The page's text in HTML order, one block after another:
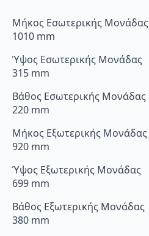
Μήκος Εσωτερικής Μονάδας
1010 mm
Ύψος Εσωτερικής Μονάδας
315 mm
Βάθος Εσωτερικής Μονάδας
220 mm
Μήκος Εξωτερικής Μονάδας
920 mm
Ύψος Εξωτερικής Μονάδας
699 mm
Βάθος Εξωτερικής Μονάδας
380 mm